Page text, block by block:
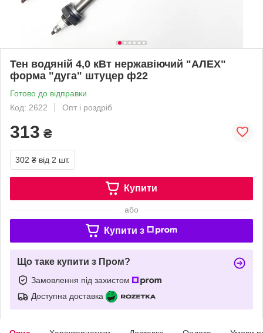
Тен водяній 4,0 кВт нержавіючий "АЛЕХ"
форма "дуга" штуцер ф22
Готово до відправки
Код: 2622
Опт і роздріб
313 ₴
302 ₴ від 2 шт.
Купити
або
Купити з
Що таке купити з Пром?
Замовлення під захистом
Доступна доставка